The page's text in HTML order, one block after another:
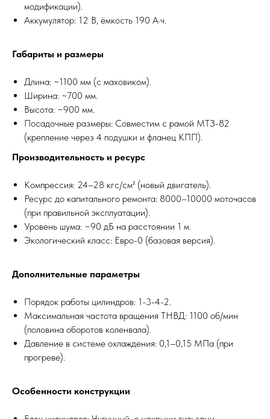
модификации).
Аккумулятор: 12 В, ёмкость 190 А·ч.
Габариты и размеры
Длина: ~1100 мм (с маховиком).
Ширина: ~700 мм.
Высота: ~900 мм.
Посадочные размеры: Совместим с рамой МТЗ-82
(крепление через 4 подушки и фланец КПП).
Производительность и ресурс
Компрессия: 24–28 кгс/см² (новый двигатель).
Ресурс до капитального ремонта: 8000–10000 моточасов
(при правильной эксплуатации).
Уровень шума: ~90 дБ на расстоянии 1 м.
Экологический класс: Евро-0 (базовая версия).
Дополнительные параметры
Порядок работы цилиндров: 1-3-4-2.
Максимальная частота вращения ТНВД: 1100 об/мин
(половина оборотов коленвала).
Давление в системе охлаждения: 0,1–0,15 МПа (при
прогреве).
Особенности конструкции